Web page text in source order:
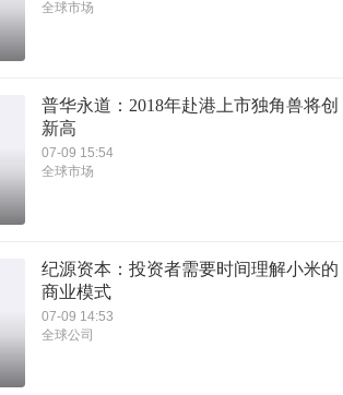
全球市场
普华永道：2018年赴港上市独角兽将创
新高
07-09 15:54
全球市场
纪源资本：投资者需要时间理解小米的
商业模式
07-09 14:53
全球公司